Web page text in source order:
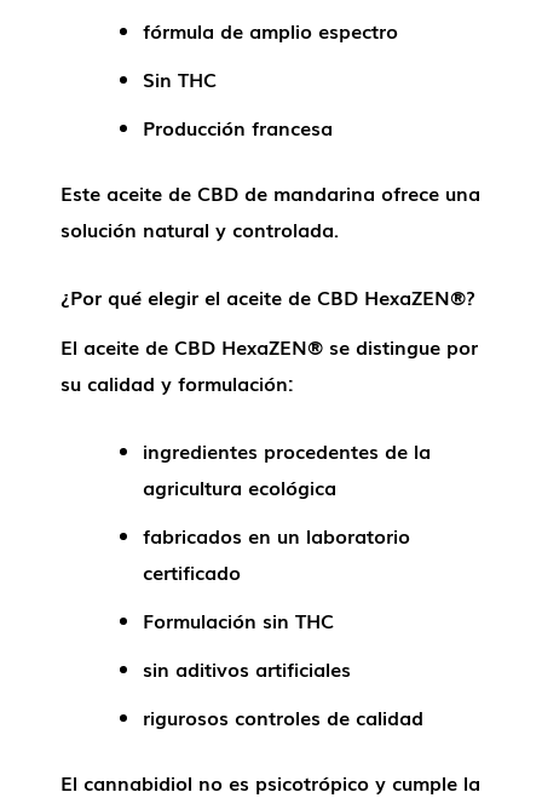
fórmula de amplio espectro
Sin THC
Producción francesa
Este aceite de CBD de mandarina ofrece una
solución natural y controlada.
¿Por qué elegir el aceite de CBD HexaZEN®?
El aceite de CBD HexaZEN® se distingue por
su calidad y formulación:
ingredientes procedentes de la
agricultura ecológica
fabricados en un laboratorio
certificado
Formulación sin THC
sin aditivos artificiales
rigurosos controles de calidad
El cannabidiol no es psicotrópico y cumple la